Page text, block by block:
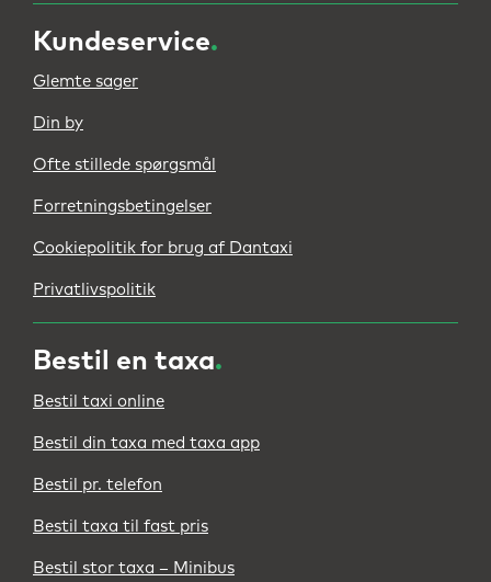
Kundeservice.
Glemte sager
Din by
Ofte stillede spørgsmål
Forretningsbetingelser
Cookiepolitik for brug af Dantaxi
Privatlivspolitik
Bestil en taxa.
Bestil taxi online
Bestil din taxa med taxa app
Bestil pr. telefon
Bestil taxa til fast pris
Bestil stor taxa – Minibus